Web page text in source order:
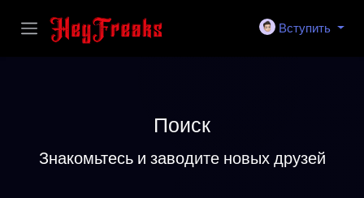
Вступить
Поиск
Знакомьтесь и заводите новых друзей